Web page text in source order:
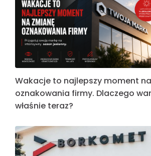
Wakacje to najlepszy moment
oznakowania firmy. Dlaczego
właśnie teraz?